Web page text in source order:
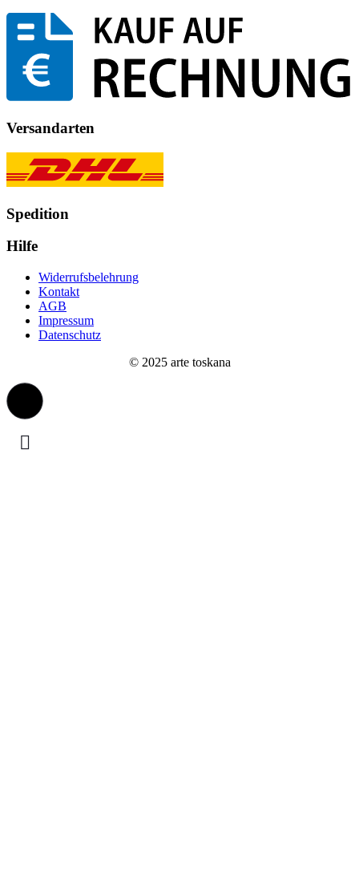
Versandarten
Spedition
Hilfe
Widerrufsbelehrung
Kontakt
AGB
Impressum
Datenschutz
© 2025 arte toskana